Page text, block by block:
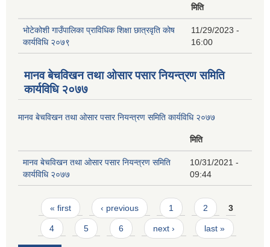
मिति
भोटेकोशी गाउँपालिका प्राविधिक शिक्षा छात्रवृति कोष
कार्यविधि २०७९
11/29/2023 -
16:00
मानव बेचविखन तथा ओसार पसार नियन्त्रण समिति
कार्यविधि २०७७
मानव बेचविखन तथा ओसार पसार नियन्त्रण समिति कार्यविधि २०७७
मिति
मानव बेचविखन तथा ओसार पसार नियन्त्रण समिति
कार्यविधि २०७७
10/31/2021 -
09:44
Pages
« first ‹ previous 1 2 3
4 5 6 next › last »